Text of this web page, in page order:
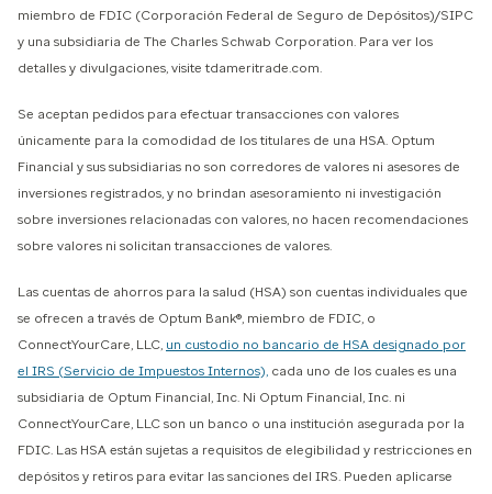
miembro de FDIC (Corporación Federal de Seguro de Depósitos)/SIPC
y una subsidiaria de The Charles Schwab Corporation. Para ver los
detalles y divulgaciones, visite tdameritrade.com.
Se aceptan pedidos para efectuar transacciones con valores
únicamente para la comodidad de los titulares de una HSA. Optum
Financial y sus subsidiarias no son corredores de valores ni asesores de
inversiones registrados, y no brindan asesoramiento ni investigación
sobre inversiones relacionadas con valores, no hacen recomendaciones
sobre valores ni solicitan transacciones de valores.
Las cuentas de ahorros para la salud (HSA) son cuentas individuales que
se ofrecen a través de Optum Bank®, miembro de FDIC, o
ConnectYourCare, LLC, un custodio no bancario de HSA designado por
el IRS (Servicio de Impuestos Internos), cada uno de los cuales es una
subsidiaria de Optum Financial, Inc. Ni Optum Financial, Inc. ni
ConnectYourCare, LLC son un banco o una institución asegurada por la
FDIC. Las HSA están sujetas a requisitos de elegibilidad y restricciones en
depósitos y retiros para evitar las sanciones del IRS. Pueden aplicarse